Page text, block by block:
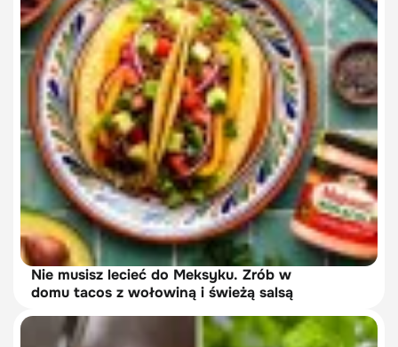
Nie musisz lecieć do Meksyku. Zrób w
domu tacos z wołowiną i świeżą salsą